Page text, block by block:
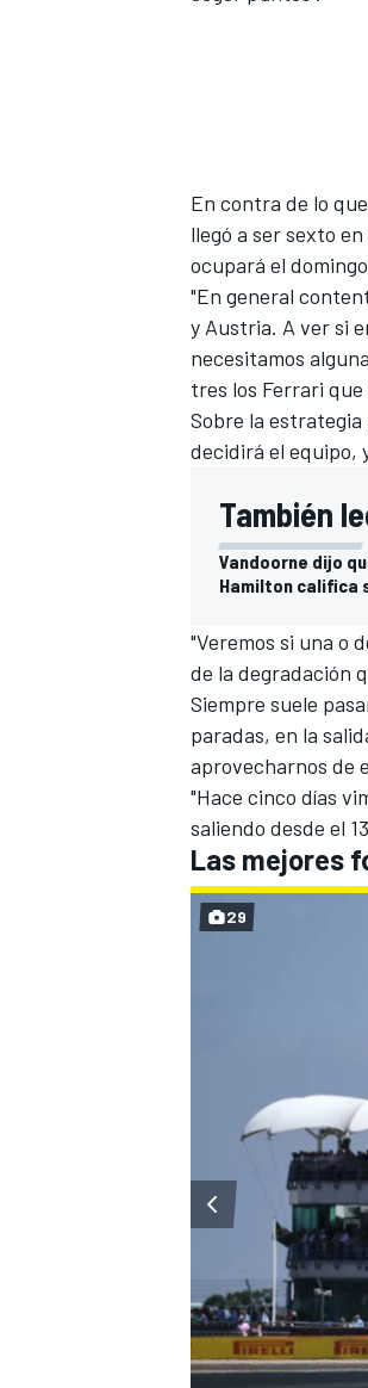
WRC
MÁS CATEGORÍAS
En contra de lo
llegó a ser sexto
ocupará el
"En general
y Austria. A ver si
necesitamos
tres los Ferrari que
Sobre la
decidirá el equipo,
También
Vandoorne dijo
Hamilton califica
"Veremos si una o
de la degradación
Siempre suele
paradas, en la
aprovecharnos de
"Hace cinco días
saliendo desde el
Las mejores
29